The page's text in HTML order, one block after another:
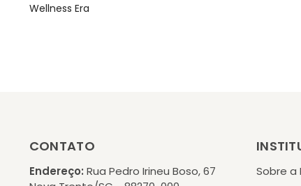
Wellness Era
CONTATO
Endereço: Rua Pedro Irineu Boso, 67
Sobre a